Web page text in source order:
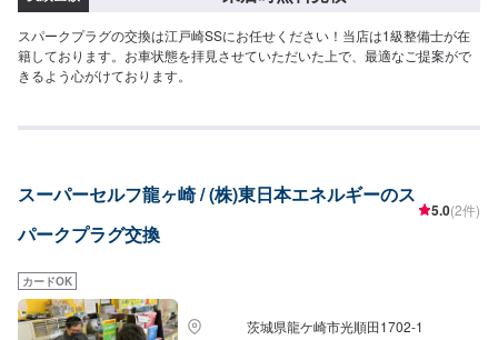
スパークプラグの交換は江戸崎SSにお任せください！当店は1級整備士が在
籍しております。お車状態を拝見させていただいた上で、最適なご提案がで
きるよう心がけております。
スーパーセルフ龍ヶ崎 / (株)東日本エネルギーのス
パークプラグ交換
5.0(2件)
カードOK
茨城県龍ケ崎市光順田1702-1